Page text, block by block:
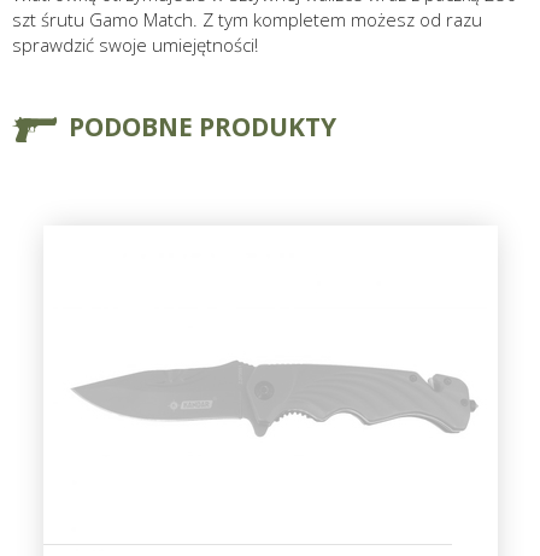
szt śrutu Gamo Match. Z tym kompletem możesz od razu
sprawdzić swoje umiejętności!
PODOBNE PRODUKTY